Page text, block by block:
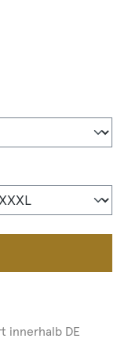
Wert
innerhalb DE